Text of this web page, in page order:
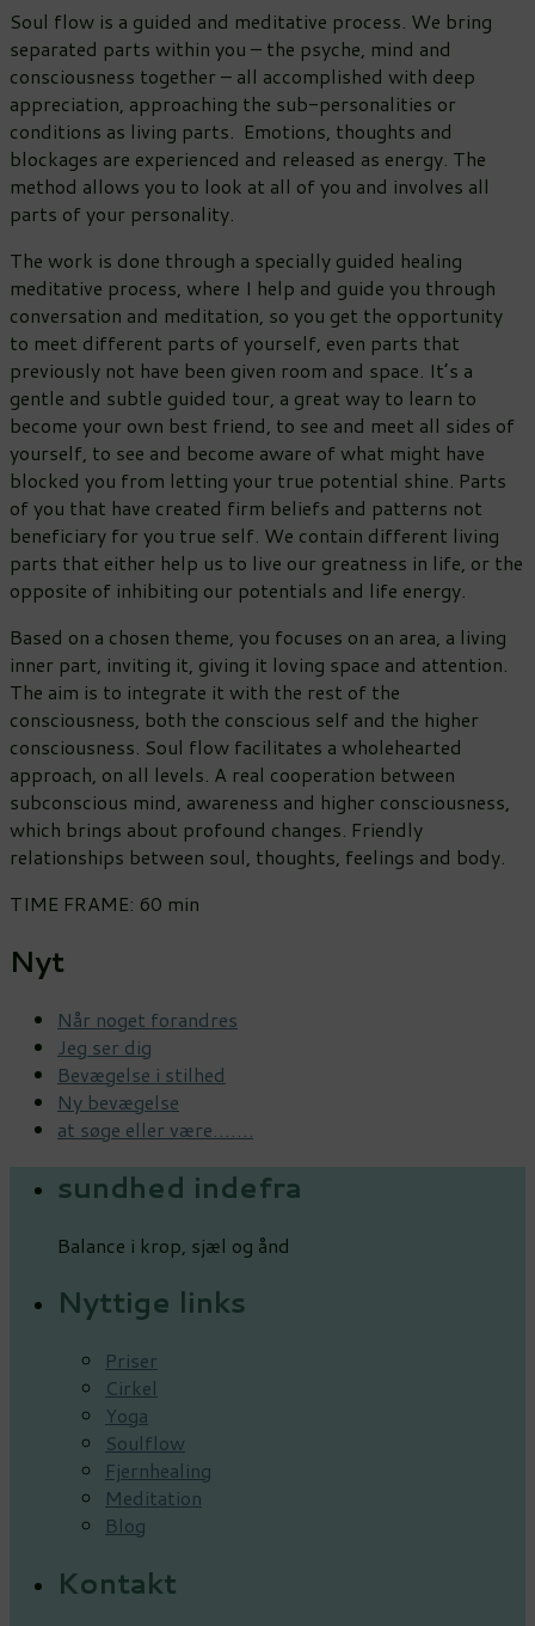
Soul flow is a guided and meditative process. We bring
separated parts within you – the psyche, mind and
consciousness together – all accomplished with deep
appreciation, approaching the sub-personalities or
conditions as living parts. Emotions, thoughts and
blockages are experienced and released as energy. The
method allows you to look at all of you and involves all
parts of your personality.
The work is done through a specially guided healing
meditative process, where I help and guide you through
conversation and meditation, so you get the opportunity
to meet different parts of yourself, even parts that
previously not have been given room and space. It’s a
gentle and subtle guided tour, a great way to learn to
become your own best friend, to see and meet all sides of
yourself, to see and become aware of what might have
blocked you from letting your true potential shine. Parts
of you that have created firm beliefs and patterns not
beneficiary for you true self. We contain different living
parts that either help us to live our greatness in life, or the
opposite of inhibiting our potentials and life energy.
Based on a chosen theme, you focuses on an area, a living
inner part, inviting it, giving it loving space and attention.
The aim is to integrate it with the rest of the
consciousness, both the conscious self and the higher
consciousness. Soul flow facilitates a wholehearted
approach, on all levels. A real cooperation between
subconscious mind, awareness and higher consciousness,
which brings about profound changes. Friendly
relationships between soul, thoughts, feelings and body.
TIME FRAME: 60 min
Nyt
Når noget forandres
Jeg ser dig
Bevægelse i stilhed
Ny bevægelse
at søge eller være…….
sundhed indefra
Balance i krop, sjæl og ånd
Nyttige links
Priser
Cirkel
Yoga
Soulflow
Fjernhealing
Meditation
Blog
Kontakt